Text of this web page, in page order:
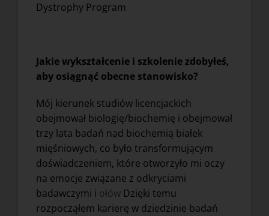
Dystrophy Program
Jakie wykształcenie i szkolenie zdobyłeś,
aby osiągnąć obecne stanowisko?
Mój kierunek studiów licencjackich
obejmował biologię/biochemię i obejmował
trzy lata badań nad biochemią białek
mięśniowych, co było transformującym
doświadczeniem, które otworzyło mi oczy
na emocje związane z odkryciami
badawczymi i ołówDzięki temu
rozpocząłem karierę w dziedzinie badań